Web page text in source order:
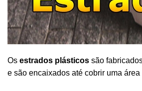
Os estrados plásticos são
e são encaixados até cobrir uma